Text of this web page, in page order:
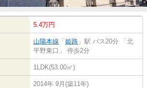
5.4万円
山陽本線 「 姫路 」駅 バス20分 「北
平野東口」 停歩2分
1LDK(53.00㎡)
2014年 9月(築11年)